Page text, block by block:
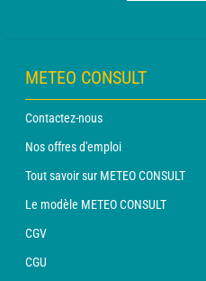
METEO CONSULT
Contactez-nous
Nos offres d'emploi
Tout savoir sur METEO CONSULT
Le modèle METEO CONSULT
CGV
CGU